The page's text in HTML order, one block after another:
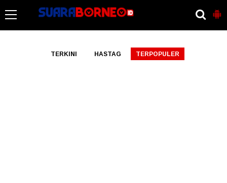
TERKINI HASTAG TERPOPULER